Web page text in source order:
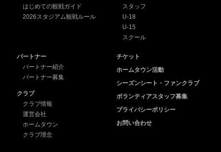
はじめての観戦ガイド
2026スタジアム観戦ルール
スタッフ
U-18
U-15
スクール
パートナー
パートナー紹介
パートナー募集
クラブ
クラブ情報
運営会社
ホームタウン
クラブ理念
チケット
ホームタウン活動
シーズンシート・ファンクラブ
ボランティアスタッフ募集
プライバシーポリシー
お問い合わせ